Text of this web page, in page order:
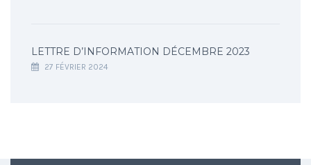
LETTRE D’INFORMATION DÉCEMBRE 2023
27 FÉVRIER 2024